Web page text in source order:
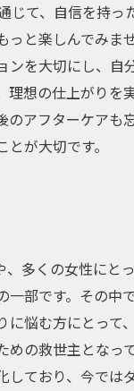
じて、自信を持っ
っと楽しんでみま
ンを大切にし、自
理想の仕上がりを
のアフターケアも
が大切です。
、多くの女性にと
一部です。その中
に悩む方にとって
めの救世主となっ
しており、今では